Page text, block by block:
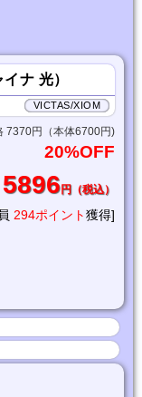
ナ 光）
VICTAS/XIOM
7370円（本体6700円)
20%OFF
5896円（税込）
294ポイント獲得]